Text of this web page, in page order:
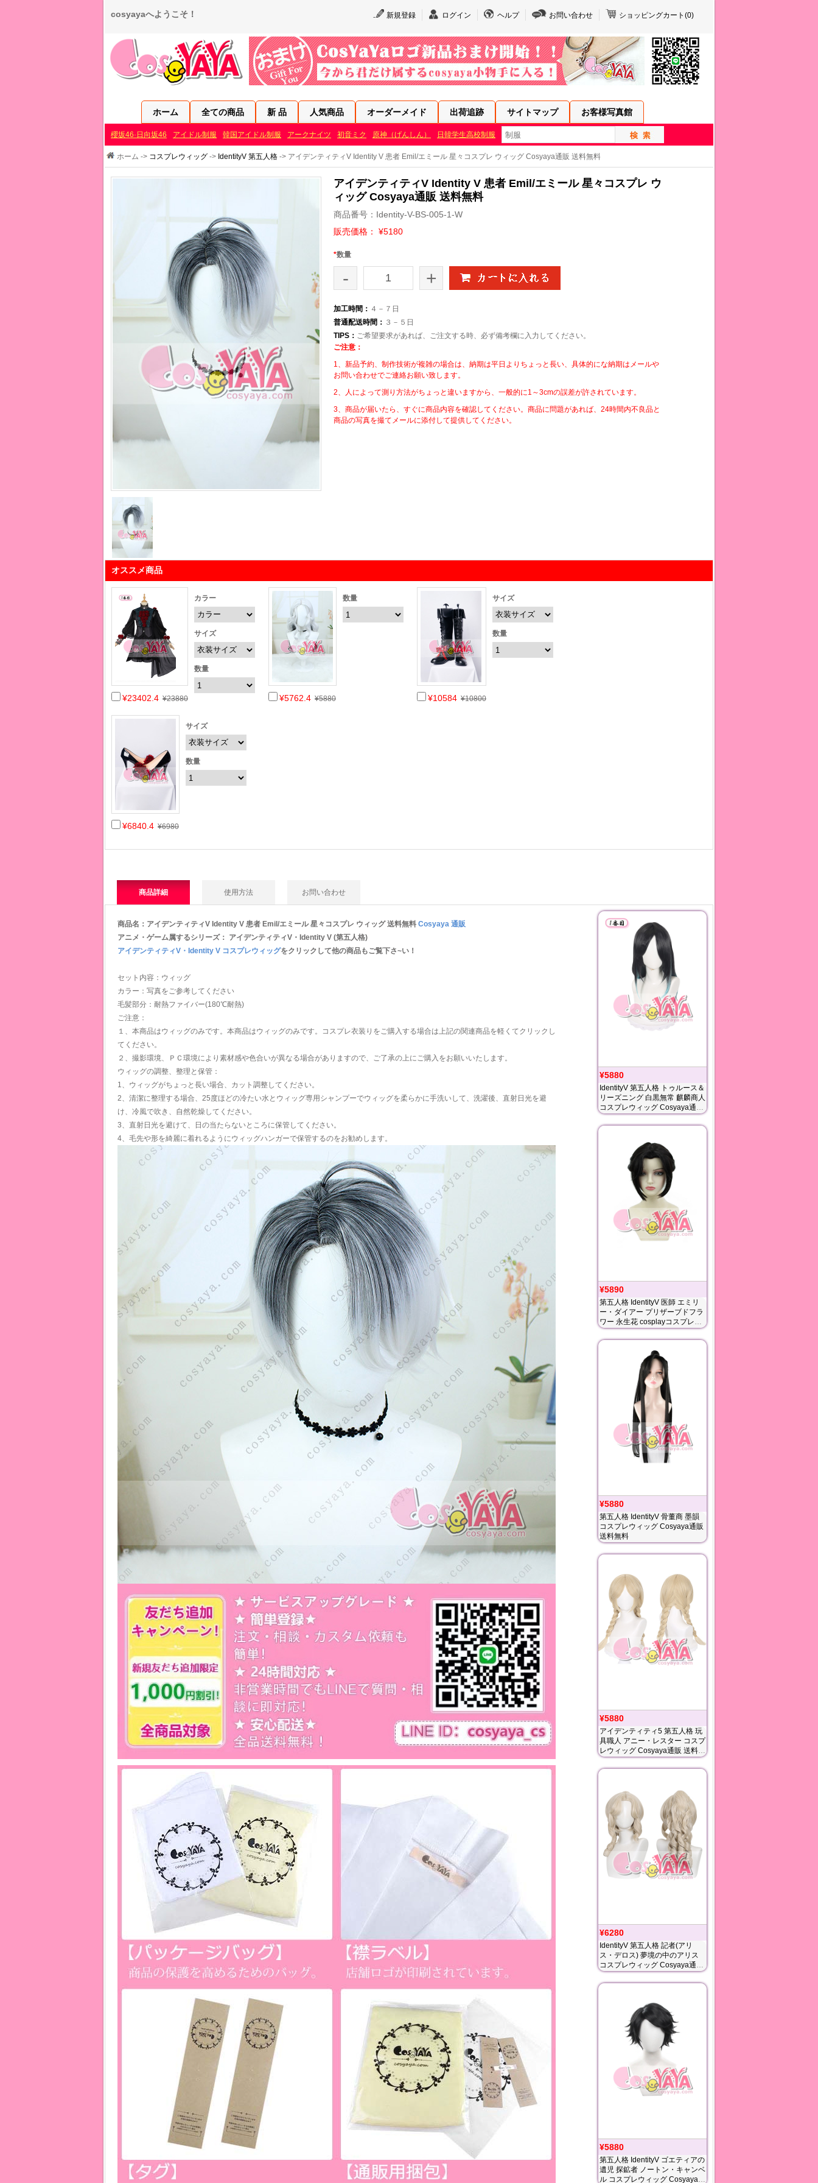
cosyayaへようこそ！ 新規登録 ログイン ヘルプ お問い合わせ ショッピングカート(0)
ホーム 全ての商品 新 品 人気商品 オーダーメイド 出荷追跡 サイトマップ お客様写真館
櫻坂46·日向坂46 アイドル制服 韓国アイドル制服 アークナイツ 初音ミク 原神（げんしん） 日韓学生高校制服
ホーム -> コスプレウィッグ -> IdentityV 第五人格 -> アイデンティティV Identity V 患者 Emil/エミール 星々コスプレ ウィッグ Cosyaya通販 送料無料
アイデンティティV Identity V 患者 Emil/エミール 星々コスプレ ウ
ィッグ Cosyaya通販 送料無料
商品番号：Identity-V-BS-005-1-W
販売価格： ¥5180
*数量
- +
加工時間： ４－７日
普通配送時間： ３－５日
TIPS： ご希望要求があれば、ご注文する時、必ず備考欄に入力してください。
ご注意：
1、新品予約、制作技術が複雑の場合は、納期は平日よりちょっと長い、具体的にな納期はメールや
お問い合わせでご連絡お願い致します。
2、人によって測り方法がちょっと違いますから、一般的に1～3cmの誤差が許されています。
3、商品が届いたら、すぐに商品内容を確認してください。商品に問題があれば、24時間内不良品と
商品の写真を撮てメールに添付して提供してください。
オススメ商品
¥23402.4 ¥23880
カラー
サイズ
数量
¥5762.4 ¥5880
数量
¥10584 ¥10800
サイズ
数量
¥6840.4 ¥6980
サイズ
数量
商品詳細 使用方法 お問い合わせ
商品名：アイデンティティV Identity V 患者 Emil/エミール 星々コスプレ ウィッグ送料無料 Cosyaya 通販
アニメ・ゲーム属するシリーズ： アイデンティティV・Identity V (第五人格)
アイデンティティV・Identity V コスプレウィッグをクリックして他の商品もご覧下さ~い！
セット内容：ウィッグ
カラー：写真をご参考してください
毛髪部分：耐熱ファイバー(180℃耐熱)
ご注意：
１、本商品はウィッグのみです。本商品はウィッグのみです。コスプレ衣装りをご購入する場合は上記の関連商品を軽くてクリックし
てください。
２、撮影環境、ＰＣ環境により素材感や色合いが異なる場合がありますので、ご了承の上にご購入をお願いいたします。
ウィッグの調整、整理と保管：
1、ウィッグがちょっと長い場合、カット調整してください。
2、清潔に整理する場合、25度ほどの冷たい水とウィッグ専用シャンプーでウィッグを柔らかに手洗いして、洗濯後、直射日光を避
け、冷風で吹き、自然乾燥してください。
3、直射日光を避けて、日の当たらないところに保管してください。
4、毛先や形を綺麗に着れるようにウィッグハンガーで保管するのをお勧めします。
¥5880
IdentityV 第五人格 トゥルース＆
リーズニング 白黒無常 麒麟商人
コスプレウィッグ Cosyaya通販
送料無料
¥5890
第五人格 IdentityV 医師 エミリ
ー・ダイアー プリザーブドフラ
ワー 永生花 cosplayコスプレウ
ィッグ Cosyaya通販 送料無料
¥5880
第五人格 IdentityV 骨董商 墨韻
コスプレウィッグ Cosyaya通販
送料無料
¥5880
アイデンティティ5 第五人格 玩
具職人 アニー・レスター コスプ
レウィッグ Cosyaya通販 送料無
料
¥6280
IdentityV 第五人格 記者(アリ
ス・デロス) 夢境の中のアリス
コスプレウィッグ Cosyaya通販
送料無料
¥5880
第五人格 IdentityV ゴエティアの
遺児 探鉱者 ノートン・キャンベ
ル コスプレウィッグ Cosyaya通